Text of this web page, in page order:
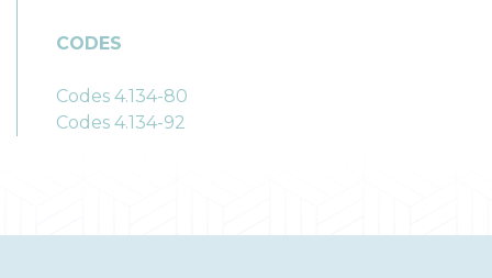
CODES
Codes 4.134-80
Codes 4.134-92